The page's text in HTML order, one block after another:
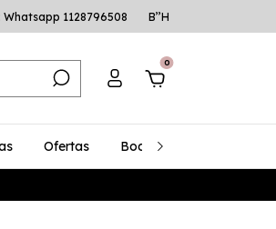
1128796508 B’’H
0
Ofertas Bodys